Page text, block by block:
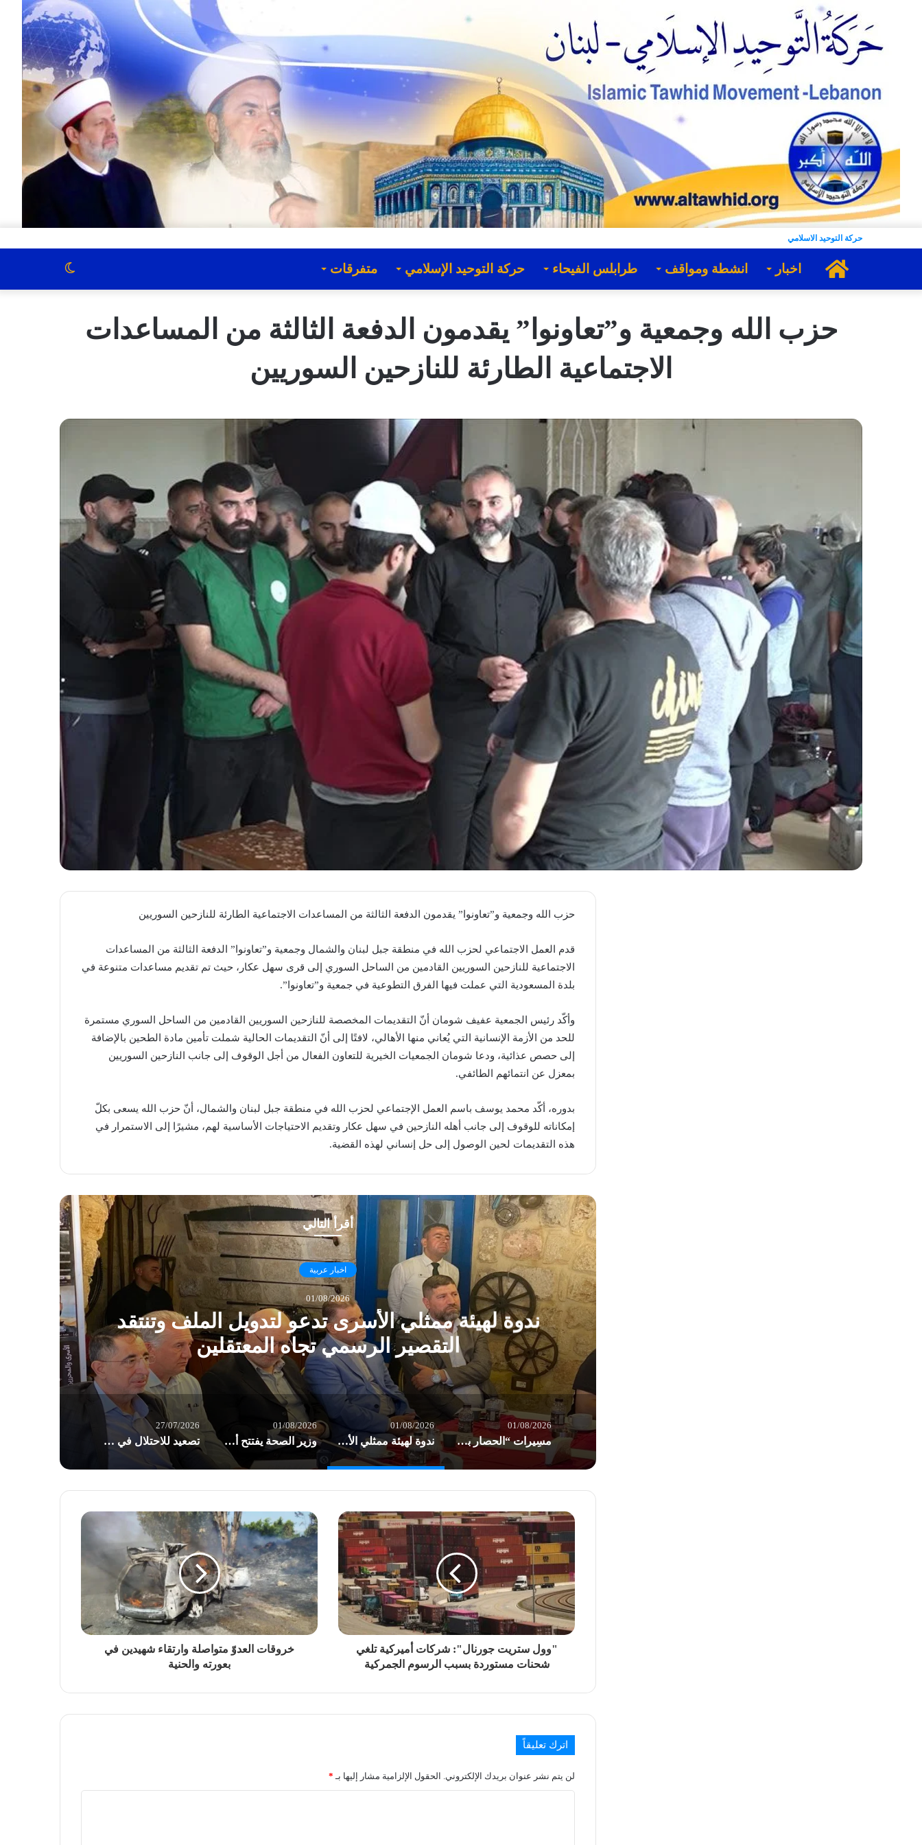
حركة التوحيد الاسلامي
الرئيسية
اخبار انشطة ومواقف طرابلس الفيحاء حركة التوحيد الإسلامي متفرقات الوضع
حزب الله وجمعية و”تعاونوا” يقدمون الدفعة الثالثة من المساعدات
الاجتماعية الطارئة للنازحين السوريين
حزب الله وجمعية و”تعاونوا” يقدمون الدفعة الثالثة من المساعدات الاجتماعية الطارئة للنازحين السوريين
قدم العمل الاجتماعي لحزب الله في منطقة جبل لبنان والشمال وجمعية و”تعاونوا” الدفعة الثالثة من المساعدات
الاجتماعية للنازحين السوريين القادمين من الساحل السوري إلى قرى سهل عكار، حيث تم تقديم مساعدات متنوعة في
بلدة المسعودية التي عملت فيها الفرق التطوعية في جمعية و”تعاونوا”.
وأكّد رئيس الجمعية عفيف شومان أنّ التقديمات المخصصة للنازحين السوريين القادمين من الساحل السوري مستمرة
للحد من الأزمة الإنسانية التي يُعاني منها الأهالي، لافتًا إلى أنّ التقديمات الحالية شملت تأمين مادة الطحين بالإضافة
إلى حصص عذائية، ودعا شومان الجمعيات الخيرية للتعاون الفعال من أجل الوقوف إلى جانب النازحين السوريين
بمعزل عن انتمائهم الطائفي.
بدوره، أكّد محمد يوسف باسم العمل الإجتماعي لحزب الله في منطقة جبل لبنان والشمال، أنّ حزب الله يسعى بكلّ
إمكاناته للوقوف إلى جانب أهله النازحين في سهل عكار وتقديم الاحتياجات الأساسية لهم، مشيرًا إلى الاستمرار في
هذه التقديمات لحين الوصول إلى حل إنساني لهذه القضية.
أقرأ التالي
اخبار عربية
01/08/2026
ندوة لهيئة ممثلي الأسرى تدعو لتدويل الملف وتنتقد
التقصير الرسمي تجاه المعتقلين
01/08/2026
مسِيرات “الحصار بالحصار والتصعيد بالتصعيد” في صنعاء: مستعدون لأثمان المعركة
01/08/2026
ندوة لهيئة ممثلي الأسرى تدعو لتدويل الملف وتنتقد التقصير الرسمي تجاه المعتقلين
01/08/2026
وزير الصحة يفتتح أقسامًا جديدة بمستشفى بيروت الحكومي: مسيرة الإصلاح مستمرة
27/07/2026
تصعيد للاحتلال في الضفة: اقتحامات واعتقالات وسيدة فلسطينية تفقد جنينها بسبب الحواجز
"وول ستريت جورنال": شركات أميركية تلغي
شحنات مستوردة بسبب الرسوم الجمركية
خروقات العدوّ متواصلة وارتقاء شهيدين في
بعورته والحنية
اترك تعليقاً
لن يتم نشر عنوان بريدك الإلكتروني. الحقول الإلزامية مشار إليها بـ *